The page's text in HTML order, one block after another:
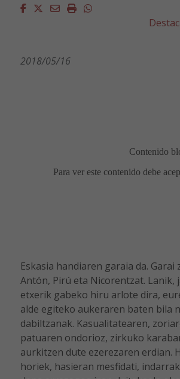
Facebook
Twitter
EmailImprimirWhatsapp
2018/05/16
Eskasia handiaren garaia da. Garai
Antón, Pirú eta Nicorentzat. Lanik,
etxerik gabeko hiru arlote dira,
alde egiteko aukeraren baten bila
dabiltzanak. Kasualitatearen,
patuaren ondorioz, zirkuko
aurkitzen dute ezerezaren erdian.
horiek, hasieran mesfidati,